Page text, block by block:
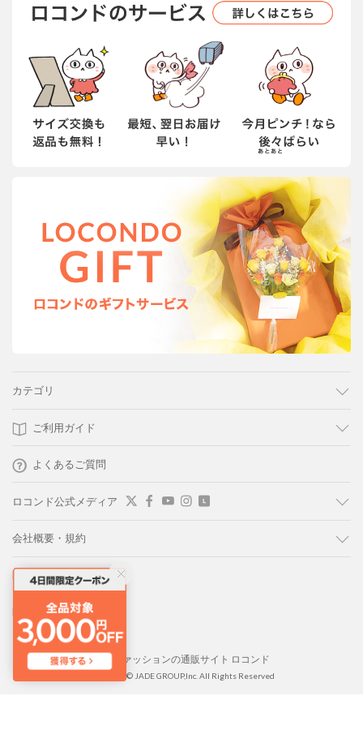
カテゴリ
ご利用ガイド
よくあるご質問
ロコンド公式メディア
会社概要・規約
LOCONDO PC版
LOCONDO アプリ
靴とファッションの通販サイト ロコンド
Copyright © JADE GROUP,Inc. All Rights Reserved